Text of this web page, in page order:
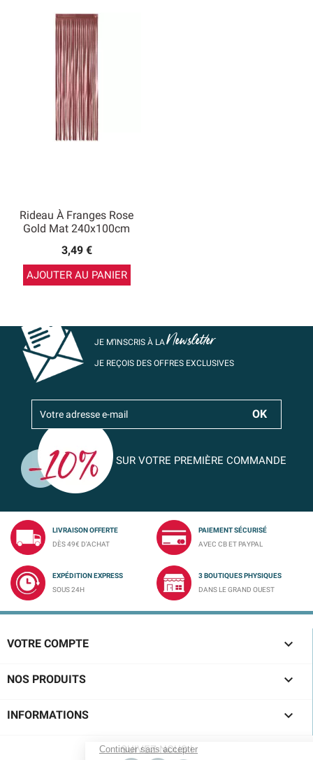
Rideau À Franges Rose
Gold Mat 240x100cm
3,49 €
AJOUTER AU PANIER
JE M’INSCRIS À LANewsletter
JE REÇOIS DES OFFRES EXCLUSIVES
SUR VOTRE PREMIÈRE COMMANDE
LIVRAISON OFFERTE
DÈS 49€ D'ACHAT
PAIEMENT SÉCURISÉ
AVEC CB ET PAYPAL
EXPÉDITION EXPRESS
SOUS 24H
3 BOUTIQUES PHYSIQUES
DANS LE GRAND OUEST
VOTRE COMPTE 
NOS PRODUITS 
INFORMATIONS 
SUIVEZ-NOUS !